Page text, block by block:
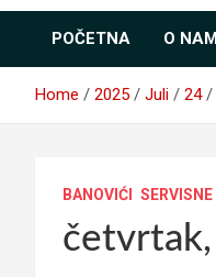
POČETNA O
Home 2025 Juli 24
BANOVIĆI